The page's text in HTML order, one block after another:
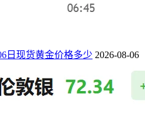
日现货黄金价格多少 2026-08-06